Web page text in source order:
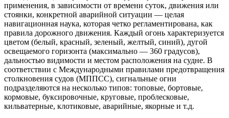
применения, в зависимости от времени суток, движения или
стоянки, конкретной аварийной ситуации — целая
навигационная наука, которая четко регламентирована, как
правила дорожного движения. Каждый огонь характеризуется
цветом (белый, красный, зеленый, желтый, синий), дугой
освещаемого горизонта (максимально — 360 градусов),
дальностью видимости и местом расположения на судне. В
соответствии с Международными правилами предотвращения
столкновения судов (МППСС), сигнальные огни
подразделяются на несколько типов: топовые, бортовые,
кормовые, буксировочные, круговые, проблесковые,
кильватерные, клотиковые, аварийные, якорные и т.д.